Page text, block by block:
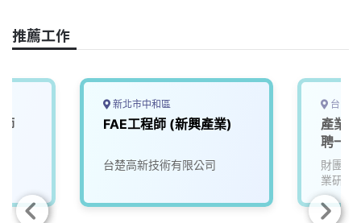
推薦工作
新北市中和區
FAE工程師 (新興產業)
台楚高新技術有限公司
台中
產業
聘一
財團法
業研究